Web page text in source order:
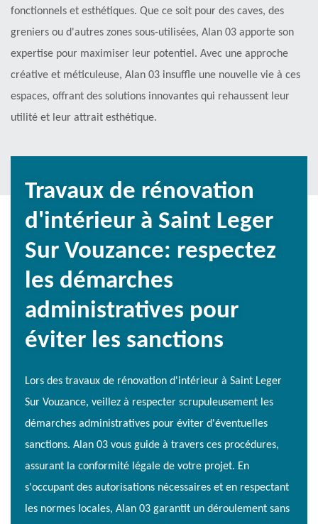
fonctionnels et esthétiques. Que ce soit pour des caves, des
greniers ou d'autres zones sous-utilisées, Alan 03 apporte son
expertise pour maximiser leur potentiel. Avec une approche
créative et méticuleuse, Alan 03 insuffle une nouvelle vie à ces
espaces, offrant des solutions innovantes qui rehaussent leur
utilité et leur attrait esthétique.
Travaux de rénovation
d'intérieur à Saint Leger
Sur Vouzance: respectez
les démarches
administratives pour
éviter les sanctions
Lors des travaux de rénovation d'intérieur à Saint Leger
Sur Vouzance, veillez à respecter scrupuleusement les
démarches administratives pour éviter d'éventuelles
sanctions. Alan 03 vous guide à travers ces procédures,
assurant la conformité légale de votre projet. En
s'occupant des autorisations nécessaires et en respectant
les normes locales, Alan 03 garantit un déroulement sans